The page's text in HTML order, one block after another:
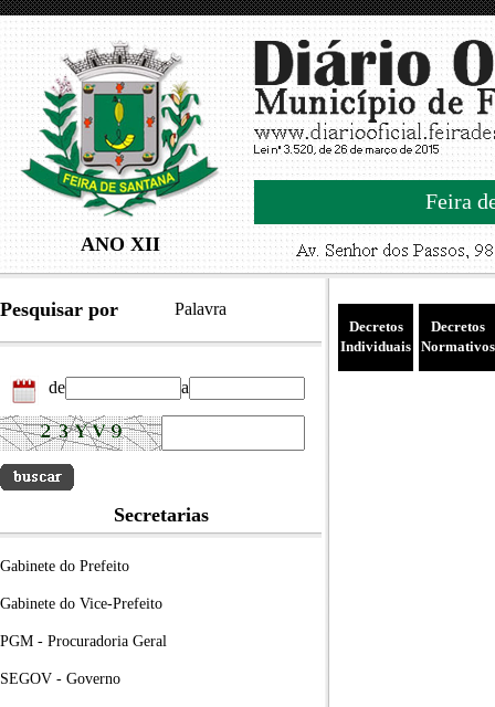
ANO XII
Feira
Pesquisar por Palavra
de a
Secretarias
Gabinete do Prefeito
Gabinete do Vice-Prefeito
PGM - Procuradoria Geral
SEGOV - Governo
Decretos
Individuais
Decretos
Normativos